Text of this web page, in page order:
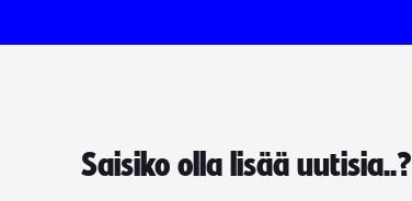
Saisiko olla lisää uutisia..?